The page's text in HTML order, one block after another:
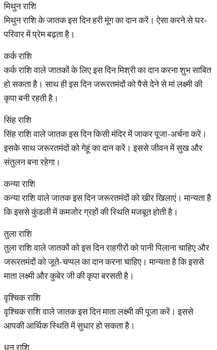
मिथुन राशि
मिथुन राशि के जातक इस दिन हरी मूंग का दान करें। ऐसा करने से घर-
परिवार में प्रेम बढ़ता है।
कर्क राशि
कर्क राशि वाले जातकों के लिए इस दिन मिश्री का दान करना शुभ साबित
हो सकता है। साथ ही इस दिन जरूरतमंदों को पैसे देने से मां लक्ष्मी की
कृपा बनी रहती है।
सिंह राशि
सिंह राशि वाले जातक इस दिन किसी मंदिर में जाकर पूजा-अर्चना करें।
इसके साथ जरूरतमंदों को गेहूं का दान करें। इससे जीवन में सुख और
संतुलन बना रहेगा।
कन्या राशि
कन्या राशि वाले जातक इस दिन जरूरतमंदों को खीर खिलाएं। मान्यता है
कि इससे कुंडली में कमजोर ग्रहों की स्थिति मजबूत होती है।
तुला राशि
तुला राशि वाले जातकों को इस दिन राहगीरों को पानी पिलाना चाहिए और
जरूरतमंदों को जूते-चप्पल का दान करना चाहिए। मान्यता है कि इससे
माता लक्ष्मी और कुबेर जी की कृपा बरसती है।
वृश्चिक राशि
वृश्चिक राशि वाले जातक इस दिन माता लक्ष्मी की पूजा करें। इससे
आपकी आर्थिक स्थिति में सुधार हो सकता है।
धनु राशि